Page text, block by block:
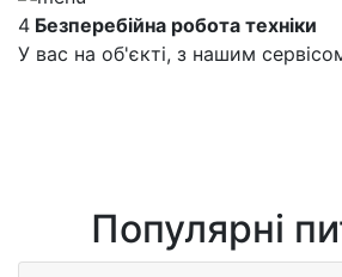
4 Безперебійна робота техніки
У вас на об'єкті, з нашим
Популярні